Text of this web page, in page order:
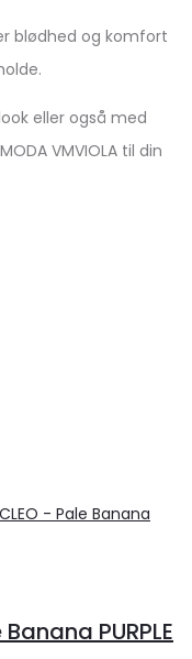
blødhed og komfort
eller også med
VMVIOLA til din
PURPLE